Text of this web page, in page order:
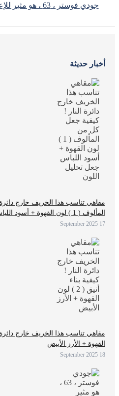
جودي فوستر ، 63 ، هو مثير للإعجاب في حلة زرقاء داكنة
أخبار حديثة
مقاهي تناسب هذا الخريف خارج
المألوف ( 1 ) لون القهوة + أسود اللباس جعل تحليل اللون
17 September 2025
القهوة + الأرز الأبيض
18 September 2025